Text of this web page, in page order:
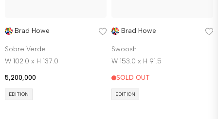
Brad Howe
Sobre Verde
W 102.0 x H 137.0
5,200,000
EDITION
Brad Howe
Swoosh
W 153.0 x H 91.5
SOLD OUT
EDITION